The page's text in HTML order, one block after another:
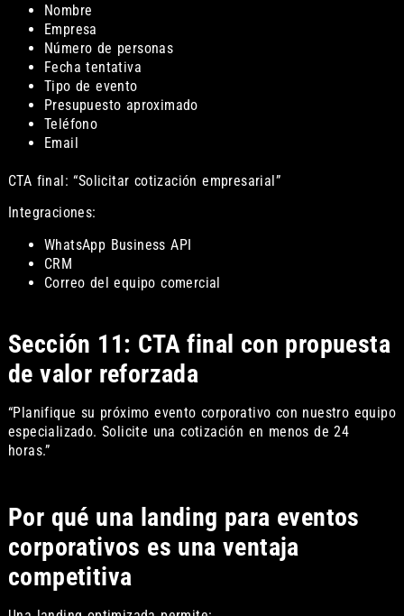
Nombre
Empresa
Número de personas
Fecha tentativa
Tipo de evento
Presupuesto aproximado
Teléfono
Email
CTA final: “Solicitar cotización empresarial”
Integraciones:
WhatsApp Business API
CRM
Correo del equipo comercial
Sección 11: CTA final con propuesta
de valor reforzada
“Planifique su próximo evento corporativo con nuestro equipo
especializado. Solicite una cotización en menos de 24
horas.”
Por qué una landing para eventos
corporativos es una ventaja
competitiva